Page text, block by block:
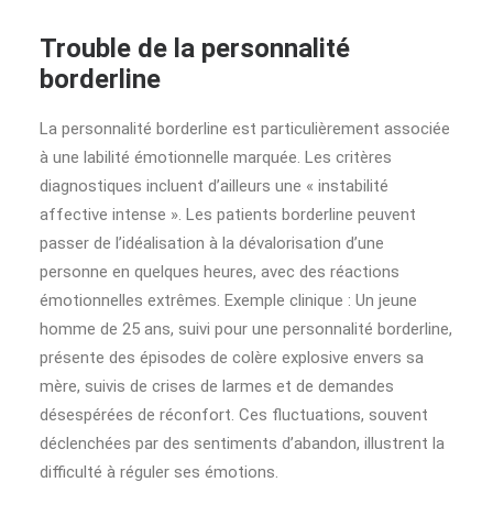
Trouble de la personnalité
borderline
La personnalité borderline est particulièrement associée
à une labilité émotionnelle marquée. Les critères
diagnostiques incluent d’ailleurs une « instabilité
affective intense ». Les patients borderline peuvent
passer de l’idéalisation à la dévalorisation d’une
personne en quelques heures, avec des réactions
émotionnelles extrêmes. Exemple clinique : Un jeune
homme de 25 ans, suivi pour une personnalité borderline,
présente des épisodes de colère explosive envers sa
mère, suivis de crises de larmes et de demandes
désespérées de réconfort. Ces fluctuations, souvent
déclenchées par des sentiments d’abandon, illustrent la
difficulté à réguler ses émotions.